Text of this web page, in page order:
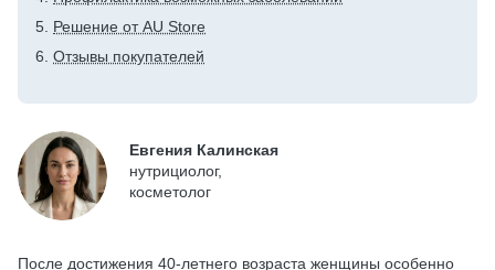
Решение от AU Store
Отзывы покупателей
Евгения Калинская
нутрициолог,
косметолог
После достижения 40-летнего возраста женщины особенно